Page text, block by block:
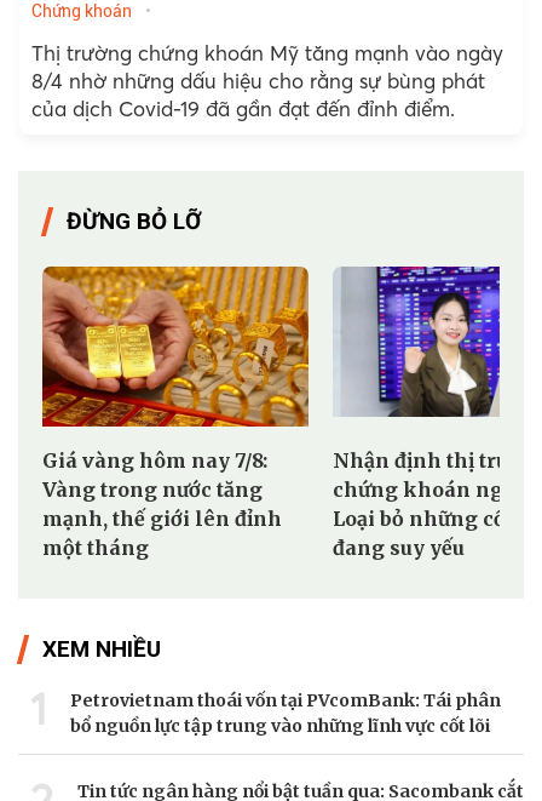
Chứng khoán
Thị trường chứng khoán Mỹ tăng mạnh vào ngày
8/4 nhờ những dấu hiệu cho rằng sự bùng phát
của dịch Covid-19 đã gần đạt đến đỉnh điểm.
ĐỪNG BỎ LỠ
Giá vàng hôm nay 7/8:
Vàng trong nước tăng
mạnh, thế giới lên đỉnh
một tháng
Nhận định thị
chứng khoán ngày
Loại bỏ những cổ
đang suy yếu
XEM NHIỀU
1
Petrovietnam thoái vốn tại PVcomBank: Tái phân
bổ nguồn lực tập trung vào những lĩnh vực cốt lõi
Tin tức ngân hàng nổi bật tuần qua: Sacombank cắt